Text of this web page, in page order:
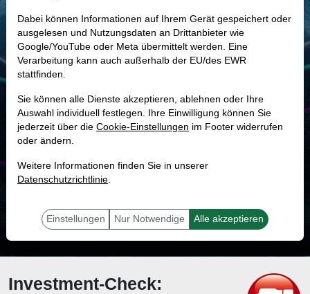
-
Marktkapitalisierung 2,95 Mrd. USD
Unternehmenswert
Umsatz 71,39 Mio. USD
90.1 %
mit dieser Aktie erfolgreich sein.
Investment-Check:
Dabei können Informationen auf Ihrem Gerät gespeichert oder
ausgelesen und Nutzungsdaten an Drittanbieter wie
Google/YouTube oder Meta übermittelt werden. Eine
Verarbeitung kann auch außerhalb der EU/des EWR
stattfinden.
Sie können alle Dienste akzeptieren, ablehnen oder Ihre
Auswahl individuell festlegen. Ihre Einwilligung können Sie
jederzeit über die Cookie-Einstellungen im Footer widerrufen
oder ändern.
Weitere Informationen finden Sie in unserer
Datenschutzrichtlinie.
Einstellungen Nur Notwendige Alle akzeptieren